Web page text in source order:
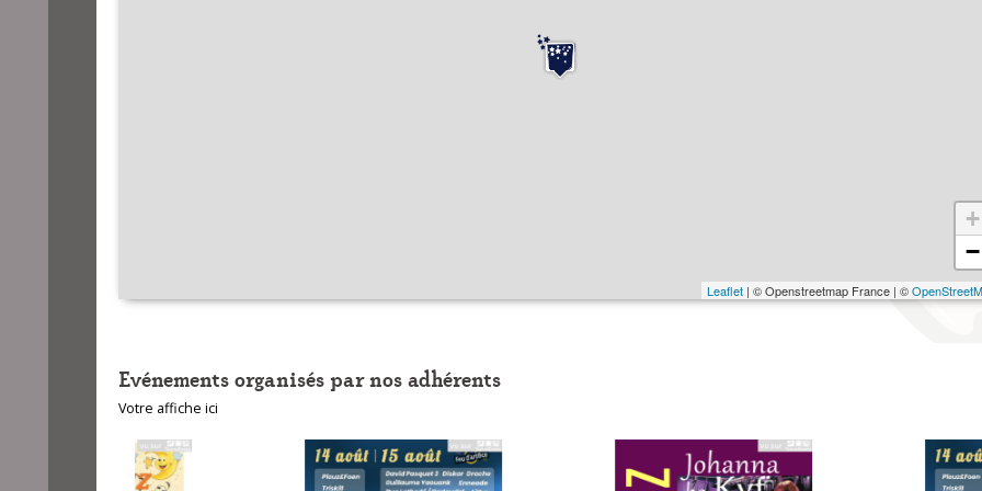
+
−
Leaflet| © Openstreetmap France | ©
Evénements organisés par nos adhérents
Votre affiche ici